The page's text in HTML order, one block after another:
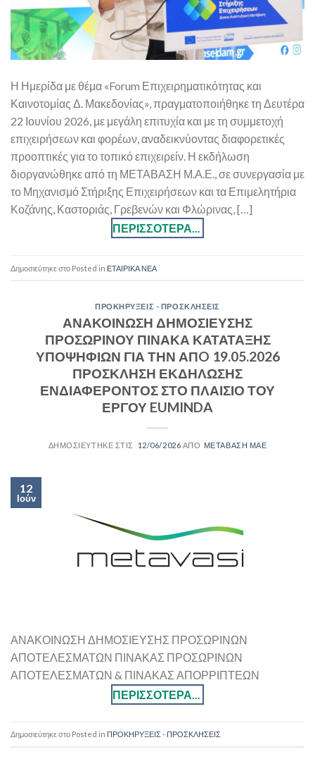
Η Ημερίδα με θέμα «Forum Επιχειρηματικότητας και
Καινοτομίας Δ. Μακεδονίας», πραγματοποιήθηκε τη Δευτέρα
22 Ιουνίου 2026, με μεγάλη επιτυχία και με τη συμμετοχή
επιχειρήσεων και φορέων, αναδεικνύοντας διαφορετικές
προοπτικές για το τοπικό επιχειρείν. Η εκδήλωση
διοργανώθηκε από τη ΜΕΤΑΒΑΣΗ Μ.Α.Ε., σε συνεργασία με
το Μηχανισμό Στήριξης Επιχειρήσεων και τα Επιμελητήρια
Κοζάνης, Καστοριάς, Γρεβενών και Φλώρινας, […]
Posted in ΕΤΑΙΡΙΚΑ ΝΕΑ
ΠΡΟΚΗΡΥΞΕΙΣ - ΠΡΟΣΚΛΗΣΕΙΣ
ΑΝΑΚΟΙΝΩΣΗ ΔΗΜΟΣΙΕΥΣΗΣ
ΠΡΟΣΩΡΙΝΟΥ ΠΙΝΑΚΑ ΚΑΤΑΤΑΞΗΣ
ΥΠΟΨΗΦΙΩΝ ΓΙΑ ΤΗΝ ΑΠO 19.05.2026
ΠΡΟΣΚΛΗΣΗ ΕΚΔΗΛΩΣΗΣ
ΕΝΔΙΑΦΕΡΟΝΤΟΣ ΣΤΟ ΠΛΑΙΣΙΟ ΤΟΥ
ΕΡΓΟΥ EUMINDA
12/06/2026 ΜΕΤΑΒΑΣΗ ΜΑΕ
12
Ιούν
ΑΝΑΚΟΙΝΩΣΗ ΔΗΜΟΣΙΕΥΣΗΣ ΠΡΟΣΩΡΙΝΩΝ
ΑΠΟΤΕΛΕΣΜΑΤΩΝ ΠΙΝΑΚΑΣ ΠΡΟΣΩΡΙΝΩΝ
ΑΠΟΤΕΛΕΣΜΑΤΩΝ & ΠΙΝΑΚΑΣ ΑΠΟΡΡΙΠΤΕΩΝ
Posted in ΠΡΟΚΗΡΥΞΕΙΣ - ΠΡΟΣΚΛΗΣΕΙΣ